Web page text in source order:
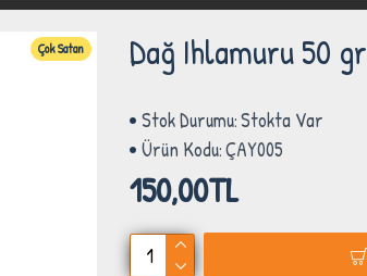
Çok Satan Dağ Ihlamuru 50 gr
150,00TL
Stok Durumu:Stokta Var
Ürün Kodu:ÇAY005